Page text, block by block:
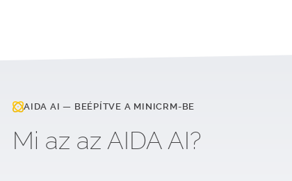
AIDA AI — BEÉPÍTVE A MINICRM-BE
Mi az az AIDA AI?